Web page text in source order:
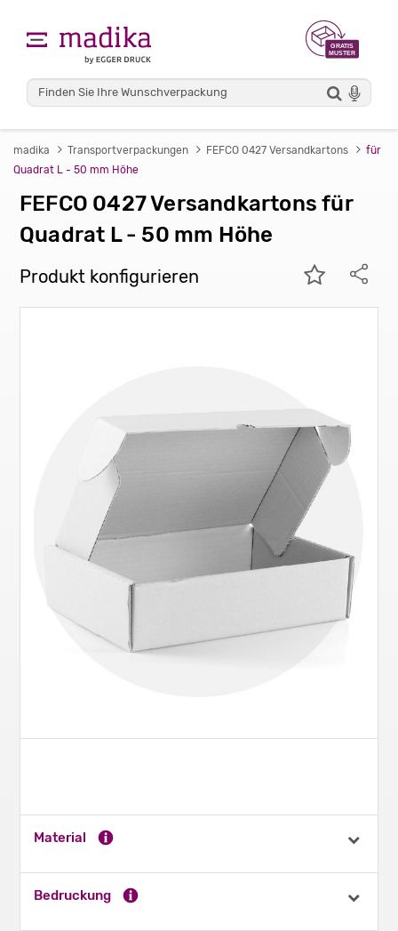
madika Transportverpackungen FEFCO 0427 Versandkartons
für
Quadrat L - 50 mm Höhe
FEFCO 0427 Versandkartons für
Quadrat L - 50 mm Höhe
Produkt konfigurieren
Material
Bedruckung